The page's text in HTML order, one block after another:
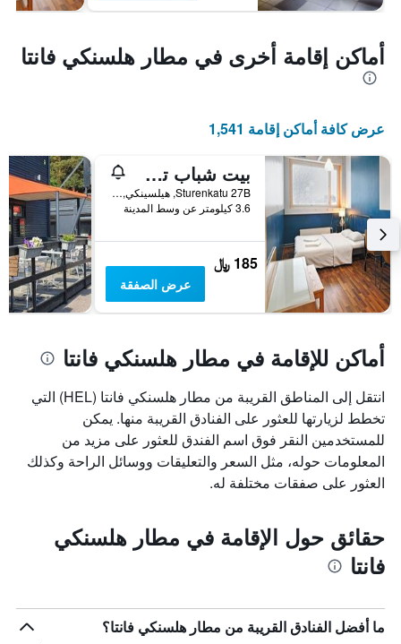
أماكن إقامة أخرى في مطار هلسنكي فانتا
عرض كافة أماكن إقامة 1,541
بيت شباب تشيب سليب هلسنكي
Sturenkatu 27B, هيلسينكي, Uusimaa, فنلندا
3.6 كيلومتر عن وسط المدينة
185 ﷼
عرض الصفقة
أماكن للإقامة في مطار هلسنكي فانتا
انتقل إلى المناطق القريبة من مطار هلسنكي فانتا (HEL) التي
تخطط لزيارتها للعثور على الفنادق القريبة منها. يمكن
للمستخدمين النقر فوق اسم الفندق للعثور على مزيد من
المعلومات حوله، مثل السعر والتعليقات ووسائل الراحة وكذلك
العثور على صفقات مختلفة له.
حقائق حول الإقامة في مطار هلسنكي
فانتا
ما أفضل الفنادق القريبة من مطار هلسنكي فانتا؟